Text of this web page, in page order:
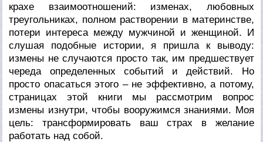
крахе взаимоотношений: изменах, любовных
треугольниках, полном растворении в материнстве,
потери интереса между мужчиной и женщиной. И
слушая подобные истории, я пришла к выводу:
измены не случаются просто так, им предшествует
череда определенных событий и действий. Но
просто опасаться этого – не эффективно, а потому,
страницах этой книги мы рассмотрим вопрос
измены изнутри, чтобы вооружимся знаниями. Моя
цель: трансформировать ваш страх в желание
работать над собой.